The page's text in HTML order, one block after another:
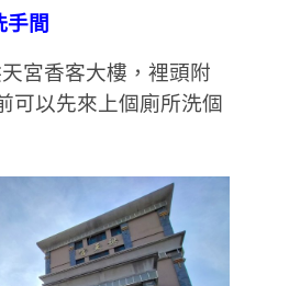
手間
宮香客大樓，裡頭附
可以先來上個廁所洗個